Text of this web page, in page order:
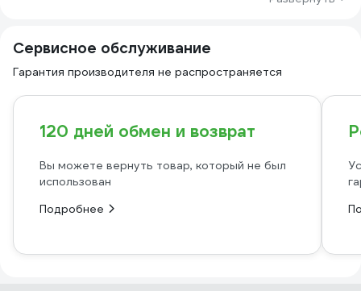
Сервисное обслуживание
Гарантия производителя не распространяется
120 дней обмен и возврат
Вы можете вернуть товар, который не был
использован
Подробнее